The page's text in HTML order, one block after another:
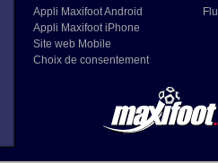
Appli Maxifoot Android
Appli Maxifoot iPhone
Site web Mobile
Choix de consentement